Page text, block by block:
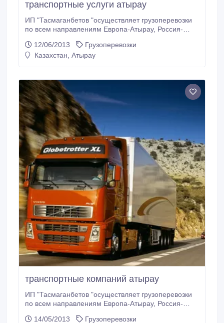
транспортные услуги атырау
ИП "Тасмаганбетов "осуществляет грузоперевозки
по всем направлениям Европа-Атырау, Россия-
собственный парк авто состоящий из
рефрежераторов в количестве 7 едениц, тентов в
12/06/2013
Грузоперевозки
Казахстан, Атырау
транспортные компаний атырау
ИП "Тасмаганбетов "осуществляет грузоперевозки
по всем направлениям Европа-Атырау, Россия-
14/05/2013
Грузоперевозки